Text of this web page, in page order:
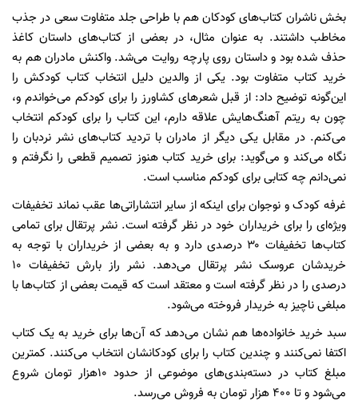
بخش ناشران کتاب‌های کودکان هم با طراحی جلد متفاوت سعی در جذب
مخاطب داشتند. به عنوان مثال، در بعضی از کتاب‌های داستان کاغذ
حذف شده بود و داستان روی پارچه روایت می‌شد. واکنش مادران هم به
خرید کتاب متفاوت بود. یکی از والدین دلیل انتخاب کتاب کودکش را
این‌گونه توضیح داد: از قبل شعر‌های کشاورز را برای کودکم می‌خواندم و،
چون به ریتم آهنگ‌هایش علاقه دارم، این کتاب را برای کودکم انتخاب
می‌کنم. در مقابل یکی دیگر از مادران با تردید کتاب‌های نشر نردبان را
نگاه می‌کند و می‌گوید: برای خرید کتاب هنوز تصمیم قطعی را نگرفتم و
نمی‌دانم چه کتابی برای کودکم مناسب است.
غرفه کودک و نوجوان برای اینکه از سایر انتشاراتی‌ها عقب نماند تخفیفات
ویژه‌ای را برای خریداران خود در نظر گرفته است. نشر پرتقال برای تمامی
کتاب‌ها تخفیفات ۳۰ درصدی دارد و به بعضی از خریداران با توجه به
خریدشان عروسک نشر پرتقال می‌دهد. نشر راز بارش تخفیفات ۱۰
درصدی را در نظر گرفته است و معتقد است که قیمت بعضی از کتاب‌ها با
مبلغی ناچیز به خریدار فروخته می‌شود.
سبد خرید خانواده‌ها هم نشان می‌دهد که آن‌ها برای خرید به یک کتاب
اکتفا نمی‌کنند و چندین کتاب را برای کودکانشان انتخاب می‌کنند. کمترین
مبلغ کتاب در دسته‌بندی‌های موضوعی از حدود ۱۰هزار تومان شروع
می‌شود و تا ۴۰۰ هزار تومان به فروش می‌رسد.